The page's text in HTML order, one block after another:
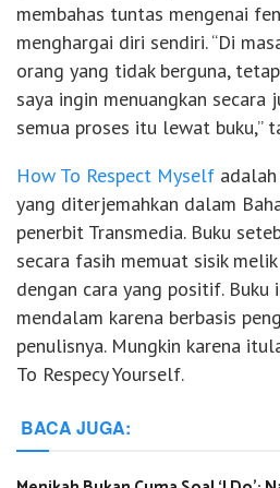
membahas tuntas mengenai
menghargai diri sendiri. “Di
orang yang tidak berguna,
saya ingin menuangkan secara
semua proses itu lewat buku,”
How To Respect Myself
yang diterjemahkan dalam
penerbit Transmedia. Buku
secara fasih memuat sisik
dengan cara yang positif. Buku
mendalam karena berbasis
penulisnya. Mungkin karena
To Respecy Yourself.
BACA JUGA: